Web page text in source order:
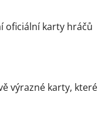
oficiální karty hráčů
výrazné karty, které